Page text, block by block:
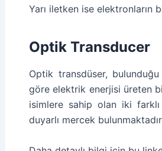
Yarı iletken ise elektronların
Optik Transducer
Optik transdüser,
göre elektrik enerjisi üreten
isimlere sahip olan iki
duyarlı mercek